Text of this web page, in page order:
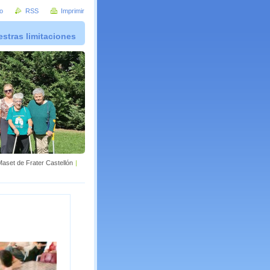
limitaciones
de Frater Castellón |
RSS Imprimir